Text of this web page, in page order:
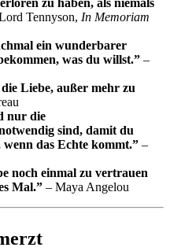
Tennyson, In Memoriam
ein wunderbarer
was du willst.” –
Liebe, außer mehr zu
nur die
sind, damit du
das Echte kommt.” –
noch einmal zu vertrauen
Mal.” – Maya Angelou